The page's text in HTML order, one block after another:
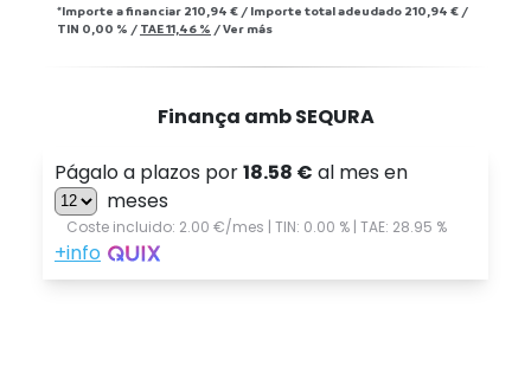
*Importe a financiar 210,94 € / Importe total adeudado 210,94 € /
TIN 0,00 % / TAE11,46 % /Ver más
Finança amb SEQURA